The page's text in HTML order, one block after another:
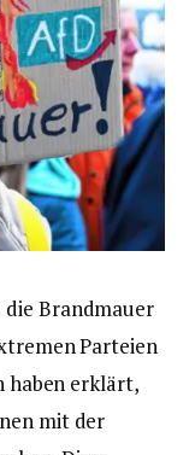
Brandmauer
Parteien
haben erklärt,
mit der